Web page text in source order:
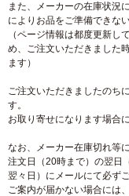
また、メーカーの在庫状況
によりお品をご準備できな
（ページ情報は都度更新し
め、ご注文いただきました
ます）
ご注文いただきましたのち
す。
お取り寄せになります場合
なお、メーカー在庫切れ等
注文日（20時まで）の翌日
翌々日）にメールにて必ず
ご案内が届かない場合には